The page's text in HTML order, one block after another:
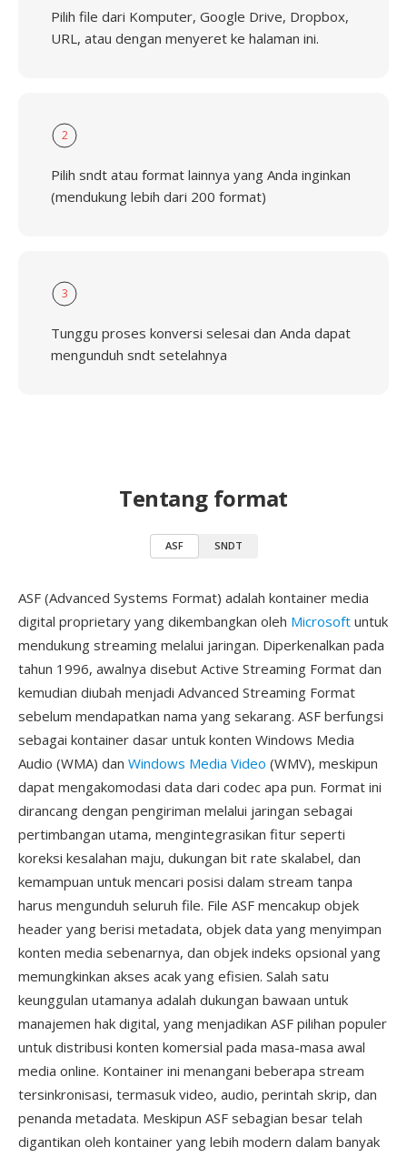
Pilih file dari Komputer, Google Drive, Dropbox,
URL, atau dengan menyeret ke halaman ini.
2
Pilih sndt atau format lainnya yang Anda inginkan
(mendukung lebih dari 200 format)
3
Tunggu proses konversi selesai dan Anda dapat
mengunduh sndt setelahnya
Tentang format
ASF SNDT
ASF (Advanced Systems Format) adalah kontainer media
digital proprietary yang dikembangkan oleh Microsoft untuk
mendukung streaming melalui jaringan. Diperkenalkan pada
tahun 1996, awalnya disebut Active Streaming Format dan
kemudian diubah menjadi Advanced Streaming Format
sebelum mendapatkan nama yang sekarang. ASF berfungsi
sebagai kontainer dasar untuk konten Windows Media
Audio (WMA) dan Windows Media Video (WMV), meskipun
dapat mengakomodasi data dari codec apa pun. Format ini
dirancang dengan pengiriman melalui jaringan sebagai
pertimbangan utama, mengintegrasikan fitur seperti
koreksi kesalahan maju, dukungan bit rate skalabel, dan
kemampuan untuk mencari posisi dalam stream tanpa
harus mengunduh seluruh file. File ASF mencakup objek
header yang berisi metadata, objek data yang menyimpan
konten media sebenarnya, dan objek indeks opsional yang
memungkinkan akses acak yang efisien. Salah satu
keunggulan utamanya adalah dukungan bawaan untuk
manajemen hak digital, yang menjadikan ASF pilihan populer
untuk distribusi konten komersial pada masa-masa awal
media online. Kontainer ini menangani beberapa stream
tersinkronisasi, termasuk video, audio, perintah skrip, dan
penanda metadata. Meskipun ASF sebagian besar telah
digantikan oleh kontainer yang lebih modern dalam banyak